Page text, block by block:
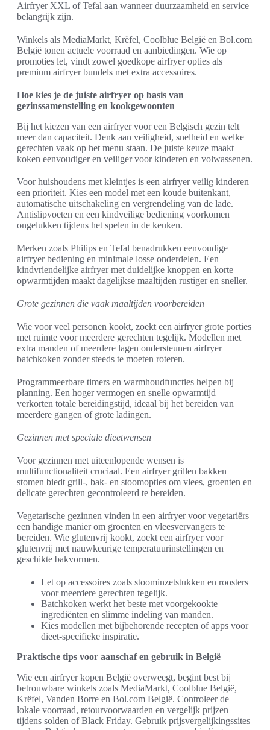
Airfryer XXL of Tefal aan wanneer duurzaamheid en service
belangrijk zijn.
Winkels als MediaMarkt, Krëfel, Coolblue België en Bol.com
België tonen actuele voorraad en aanbiedingen. Wie op
promoties let, vindt zowel goedkope airfryer opties als
premium airfryer bundels met extra accessoires.
Hoe kies je de juiste airfryer op basis van
gezinssamenstelling en kookgewoonten
Bij het kiezen van een airfryer voor een Belgisch gezin telt
meer dan capaciteit. Denk aan veiligheid, snelheid en welke
gerechten vaak op het menu staan. De juiste keuze maakt
koken eenvoudiger en veiliger voor kinderen en volwassenen.
Voor huishoudens met kleintjes is een airfryer veilig kinderen
een prioriteit. Kies een model met een koude buitenkant,
automatische uitschakeling en vergrendeling van de lade.
Antislipvoeten en een kindveilige bediening voorkomen
ongelukken tijdens het spelen in de keuken.
Merken zoals Philips en Tefal benadrukken eenvoudige
airfryer bediening en minimale losse onderdelen. Een
kindvriendelijke airfryer met duidelijke knoppen en korte
opwarmtijden maakt dagelijkse maaltijden rustiger en sneller.
Grote gezinnen die vaak maaltijden voorbereiden
Wie voor veel personen kookt, zoekt een airfryer grote porties
met ruimte voor meerdere gerechten tegelijk. Modellen met
extra manden of meerdere lagen ondersteunen airfryer
batchkoken zonder steeds te moeten roteren.
Programmeerbare timers en warmhoudfuncties helpen bij
planning. Een hoger vermogen en snelle opwarmtijd
verkorten totale bereidingstijd, ideaal bij het bereiden van
meerdere gangen of grote ladingen.
Gezinnen met speciale dieetwensen
Voor gezinnen met uiteenlopende wensen is
multifunctionaliteit cruciaal. Een airfryer grillen bakken
stomen biedt grill-, bak- en stoomopties om vlees, groenten en
delicate gerechten gecontroleerd te bereiden.
Vegetarische gezinnen vinden in een airfryer voor vegetariërs
een handige manier om groenten en vleesvervangers te
bereiden. Wie glutenvrij kookt, zoekt een airfryer voor
glutenvrij met nauwkeurige temperatuurinstellingen en
geschikte bakvormen.
Let op accessoires zoals stoominzetstukken en roosters
voor meerdere gerechten tegelijk.
Batchkoken werkt het beste met voorgekookte
ingrediënten en slimme indeling van manden.
Kies modellen met bijbehorende recepten of apps voor
dieet-specifieke inspiratie.
Praktische tips voor aanschaf en gebruik in België
Wie een airfryer kopen België overweegt, begint best bij
betrouwbare winkels zoals MediaMarkt, Coolblue België,
Krëfel, Vanden Borre en Bol.com België. Controleer de
lokale voorraad, retourvoorwaarden en vergelijk prijzen
tijdens solden of Black Friday. Gebruik prijsvergelijkingssites